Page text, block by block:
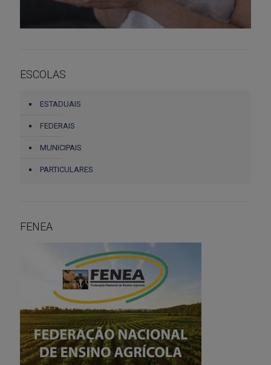
ESCOLAS
ESTADUAIS
FEDERAIS
MUNICIPAIS
PARTICULARES
FENEA